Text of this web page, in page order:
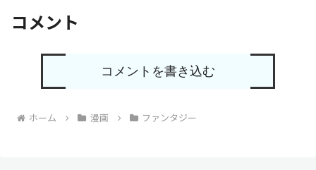
コメント
コメントを書き込む
ホーム 漫画 ファンタジー